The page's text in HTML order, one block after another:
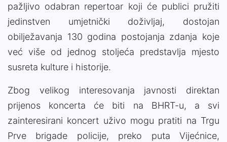
pažljivo odabran repertoar koji će publici pružiti
jedinstven umjetnički doživljaj, dostojan
obilježavanja 130 godina postojanja zdanja koje
već više od jednog stoljeća predstavlja mjesto
susreta kulture i historije.
Zbog velikog interesovanja javnosti direktan
prijenos koncerta će biti na BHRT-u, a svi
zainteresirani koncert uživo mogu pratiti na Trgu
Prve brigade policije, preko puta Vijećnice,